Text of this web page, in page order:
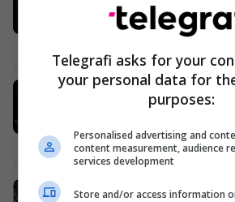
qenë e aftë për
Ylli duroi terapinë
sindromën e saj
28/07/2024
Fansat e Celine
lot, ndërsa ylli
hapjes së
Kullës Eiffel
Yjet 27/07/2024
Celine Dion bën
Telegrafi asks for your
your personal data for
purposes:
Personalised advertising and
content measurement, audience
services development
Store and/or access information